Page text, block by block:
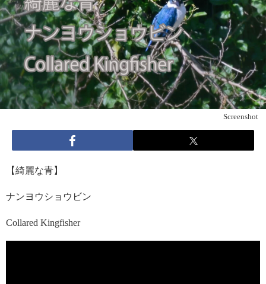
Screenshot
【綺麗な青】
ナンヨウショウビン
Collared Kingfisher